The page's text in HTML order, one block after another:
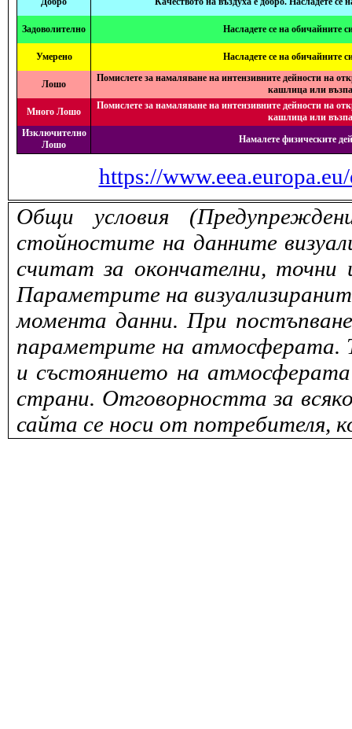
Задоволително Насладете се на обичайните
Умерено Насладете се на обичайните
Лошо
Помислете за намаляване на интензивните дейности на
кашлица или
Много Лошо
Помислете за намаляване на интензивните дейности на
кашлица или
Изключително
Лошо
Намалете физическите
https://
Общи условия
стойностите на данните
считат за окончателни,
Параметрите на
момента данни. При
параметрите на атмосферата.
и състоянието на
страни. Отговорността за
сайта се носи от потребителя,